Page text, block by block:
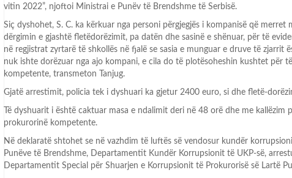
vitin 2022”, njoftoi Ministrai e Punëv të Brendshme të Serbisë.
Siç dyshohet, S. C. ka kërkuar nga personi përgjegjës i kompanisë që merret
dërgimin e gjashtë fletëdorëzimit, pa datën dhe sasinë e shënuar, për të
në regjistrat zyrtarë të shkollës në fjalë se sasia e munguar e druve të zjarrit
nuk ishte dorëzuar nga ajo kompani, e cila do të plotësoheshin kushtet për
kompetente, transmeton Tanjug.
Gjatë arrestimit, policia tek i dyshuari ka gjetur 2400 euro, si dhe fletë-
Të dyshuarit i është caktuar masa e ndalimit deri në 48 orë dhe me kallëzim
prokurorinë kompetente.
Në deklaratë shtohet se në vazhdim të luftës së vendosur kundër
Punëve të Brendshme, Departamentit Kundër Korrupsionit të UKP-së,
Departamentit Special për Shuarjen e Korrupsionit të Prokurorisë së Lartë